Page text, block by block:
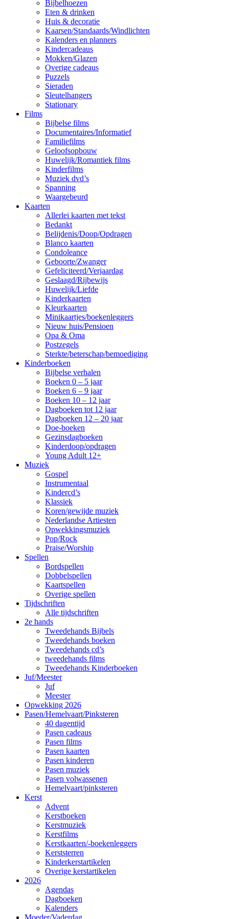
Bijbelhoezen
Eten & drinken
Huis & decoratie
Kaarsen/Standaards/Windlichten
Kalenders en planners
Kindercadeaus
Mokken/Glazen
Overige cadeaus
Puzzels
Sieraden
Sleutelhangers
Stationary
Films
Bijbelse films
Documentaires/Informatief
Familiefilms
Geloofsopbouw
Huwelijk/Romantiek films
Kinderfilms
Muziek dvd’s
Spanning
Waargebeurd
Kaarten
Allerlei kaarten met tekst
Bedankt
Belijdenis/Doop/Opdragen
Blanco kaarten
Condoleance
Geboorte/Zwanger
Gefeliciteerd/Verjaardag
Geslaagd/Rijbewijs
Huwelijk/Liefde
Kinderkaarten
Kleurkaarten
Minikaartjes/boekenleggers
Nieuw huis/Pensioen
Opa & Oma
Postzegels
Sterkte/beterschap/bemoediging
Kinderboeken
Bijbelse verhalen
Boeken 0 – 5 jaar
Boeken 6 – 9 jaar
Boeken 10 – 12 jaar
Dagboeken tot 12 jaar
Dagboeken 12 – 20 jaar
Doe-boeken
Gezinsdagboeken
Kinderdoop/opdragen
Young Adult 12+
Muziek
Gospel
Instrumentaal
Kindercd’s
Klassiek
Koren/gewijde muziek
Nederlandse Artiesten
Opwekkingsmuziek
Pop/Rock
Praise/Worship
Spellen
Bordspellen
Dobbelspellen
Kaartspellen
Overige spellen
Tijdschriften
Alle tijdschriften
2e hands
Tweedehands Bijbels
Tweedehands boeken
Tweedehands cd’s
tweedehands films
Tweedehands Kinderboeken
Juf/Meester
Juf
Meester
Opwekking 2026
Pasen/Hemelvaart/Pinksteren
40 dagentijd
Pasen cadeaus
Pasen films
Pasen kaarten
Pasen kinderen
Pasen muziek
Pasen volwassenen
Hemelvaart/pinksteren
Kerst
Advent
Kerstboeken
Kerstmuziek
Kerstfilms
Kerstkaarten/-boekenleggers
Kerststerren
Kinderkerstartikelen
Overige kerstartikelen
2026
Agendas
Dagboeken
Kalenders
Moeder/Vaderdag